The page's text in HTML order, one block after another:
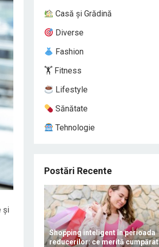
și
Casă și Grădină
Diverse
Fashion
🏋️ Fitness
Lifestyle
Sănătate
Tehnologie
Postări Recente
Shopping inteligent în perioada
reducerilor: ce merită cumpărat